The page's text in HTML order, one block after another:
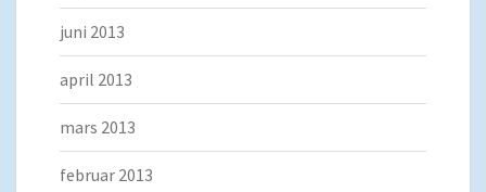
juni 2013
april 2013
mars 2013
februar 2013